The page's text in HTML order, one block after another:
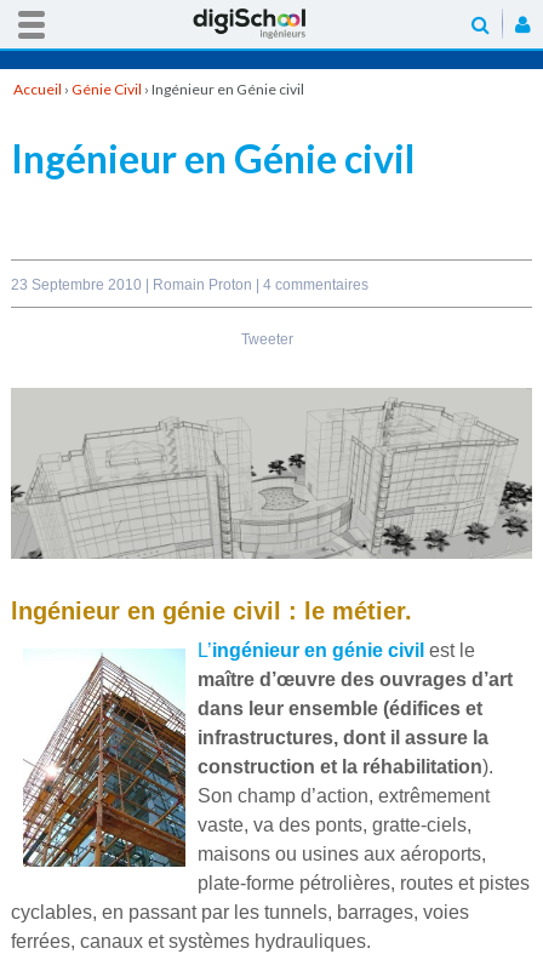
Accueil › Génie Civil › Ingénieur en Génie civil
Ingénieur en Génie civil
23 Septembre 2010 | Romain Proton 4 commentaires
Tweeter
lngénieur en génie civil : le métier.
L’ingénieur en génie civil est le
maître d’œuvre des ouvrages d’art
dans leur ensemble (édificeset
infrastructures, dont il assure la
construction et la réhabilitation).
Son champ d’action, extrêmement
vaste, va des ponts, gratte-ciels,
maisons ou usines aux aéroports,
plate-forme pétrolières, routes et pistes
cyclables, en passant par les tunnels, barrages, voies
ferrées, canaux et systèmes hydrauliques.